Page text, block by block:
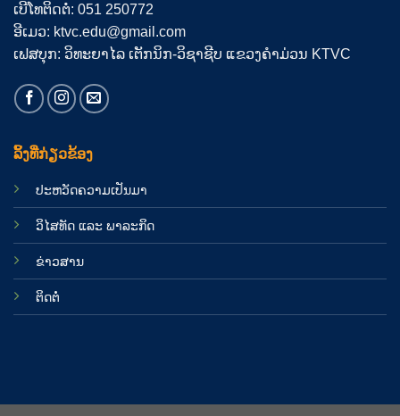
ເບີໂທຕິດຕໍ່: 051 250772
ອີເມວ: ktvc.edu@gmail.com
ເຟສບຸກ: ວິທະຍາໄລ ເຕັກນິກ-ວິຊາຊີບ ແຂວງຄຳມ່ວນ KTVC
ລິ້ງທີ່ກ່ຽວຂ້ອງ
ປະຫວັດຄວາມເປັນມາ
ວິໄສທັດ ແລະ ພາລະກິດ
ຂ່າວສານ
ຕິດຕໍ່